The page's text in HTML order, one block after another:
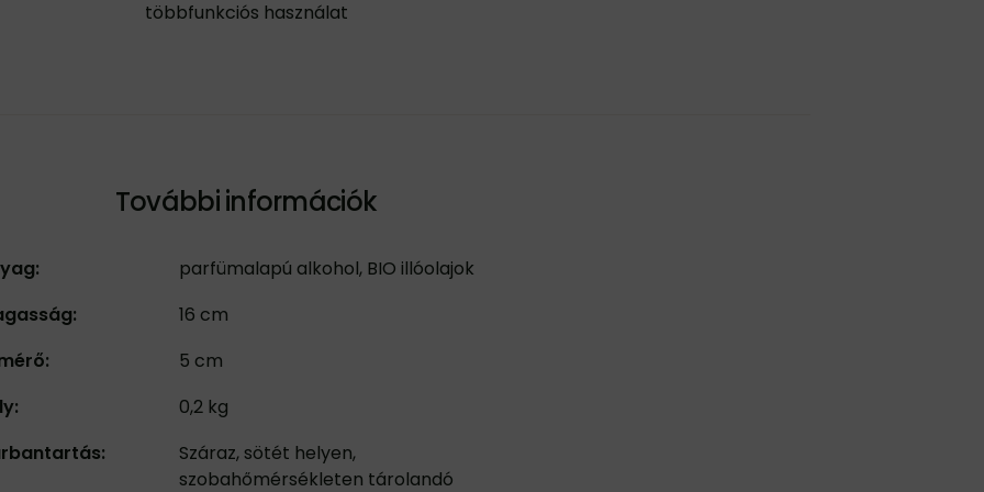
többfunkciós használat
További információk
parfümalapú alkohol, BIO illóolajok
16 cm
5 cm
0,2 kg
Száraz, sötét helyen,
szobahőmérsékleten tárolandó